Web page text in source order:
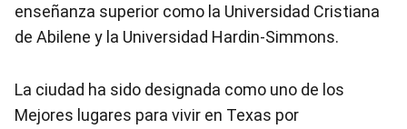
enseñanza superior como la Universidad Cristiana
de Abilene y la Universidad Hardin-Simmons.
La ciudad ha sido designada como uno de los
Mejores lugares para vivir en Texas por